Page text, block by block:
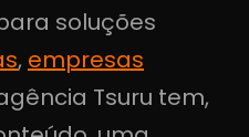
soluções
, empresas
Tsuru tem,